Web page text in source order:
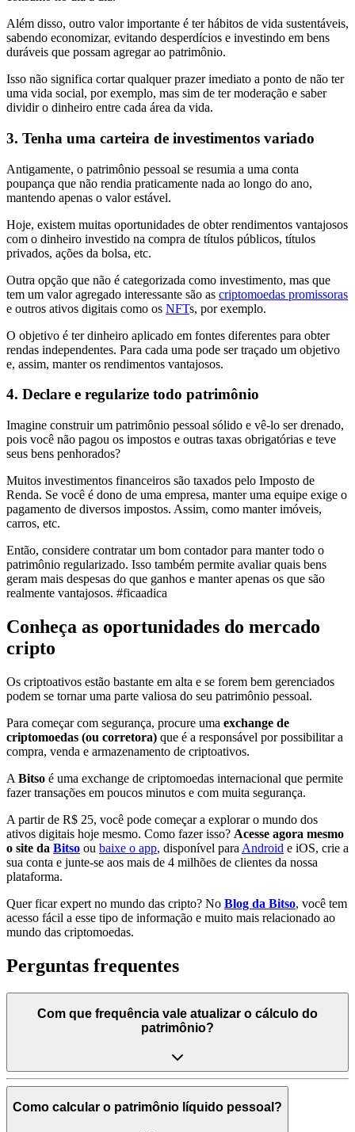
Além disso, outro valor importante é ter hábitos de vida sustentáveis,
sabendo economizar, evitando desperdícios e investindo em bens
duráveis que possam agregar ao patrimônio.
Isso não significa cortar qualquer prazer imediato a ponto de não ter
uma vida social, por exemplo, mas sim de ter moderação e saber
dividir o dinheiro entre cada área da vida.
3. Tenha uma carteira de investimentos variado
Antigamente, o patrimônio pessoal se resumia a uma conta
poupança que não rendia praticamente nada ao longo do ano,
mantendo apenas o valor estável.
Hoje, existem muitas oportunidades de obter rendimentos vantajosos
com o dinheiro investido na compra de títulos públicos, títulos
privados, ações da bolsa, etc.
Outra opção que não é categorizada como investimento, mas que
tem um valor agregado interessante são as criptomoedas promissoras
e outros ativos digitais como os NFTs, por exemplo.
O objetivo é ter dinheiro aplicado em fontes diferentes para obter
rendas independentes. Para cada uma pode ser traçado um objetivo
e, assim, manter os rendimentos vantajosos.
4. Declare e regularize todo patrimônio
Imagine construir um patrimônio pessoal sólido e vê-lo ser drenado,
pois você não pagou os impostos e outras taxas obrigatórias e teve
seus bens penhorados?
Muitos investimentos financeiros são taxados pelo Imposto de
Renda. Se você é dono de uma empresa, manter uma equipe exige o
pagamento de diversos impostos. Assim, como manter imóveis,
carros, etc.
Então, considere contratar um bom contador para manter todo o
patrimônio regularizado. Isso também permite avaliar quais bens
geram mais despesas do que ganhos e manter apenas os que são
realmente vantajosos. #ficaadica
Conheça as oportunidades do mercado
cripto
Os criptoativos estão bastante em alta e se forem bem gerenciados
podem se tornar uma parte valiosa do seu patrimônio pessoal.
Para começar com segurança, procure uma exchange de
criptomoedas (ou corretora) que é a responsável por possibilitar a
compra, venda e armazenamento de criptoativos.
A Bitso é uma exchange de criptomoedas internacional que permite
fazer transações em poucos minutos e com muita segurança.
A partir de R$ 25, você pode começar a explorar o mundo dos
ativos digitais hoje mesmo. Como fazer isso? Acesse agora mesmo
o site da Bitso ou baixe o app, disponível para Android e iOS, crie a
sua conta e junte-se aos mais de 4 milhões de clientes da nossa
plataforma.
Quer ficar expert no mundo das cripto? No Blog da Bitso, você tem
acesso fácil a esse tipo de informação e muito mais relacionado ao
mundo das criptomoedas.
Perguntas frequentes
Com que frequência vale atualizar o cálculo do
patrimônio?
Como calcular o patrimônio líquido pessoal?